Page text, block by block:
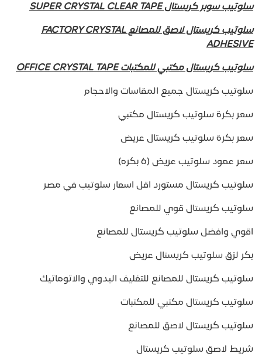
سلوتيب سوبر كريستال SUPER CRYSTAL CLEAR TAPE
سلوتيب كريستال لاصق للمصانع FACTORY CRYSTAL
ADHESIVE
سلوتيب كريستال مكتبي للمكتبات OFFICE CRYSTAL TAPE
سلوتيب كريستال جميع المقاسات والاحجام
سعر بكرة سلوتيب كريستال مكتبي
سعر بكرة سلوتيب كريستال عريض
سعر عمود سلوتيب عريض (6 بكره)
سلوتيب كريستال مستورد اقل اسعار سلوتيب في مصر
سلوتيب كريستال قوي للمصانع
اقوي وافضل سلوتيب كريستال للمصانع
بكر لزق سلوتيب كريستال عريض
سلوتيب كريستال للمصانع للتغليف اليدوي والاتوماتيك
سلوتيب كريستال مكتبي للمكتبات
سلوتيب كريستال لاصق للمصانع
شريط لاصق سلوتيب كريستال